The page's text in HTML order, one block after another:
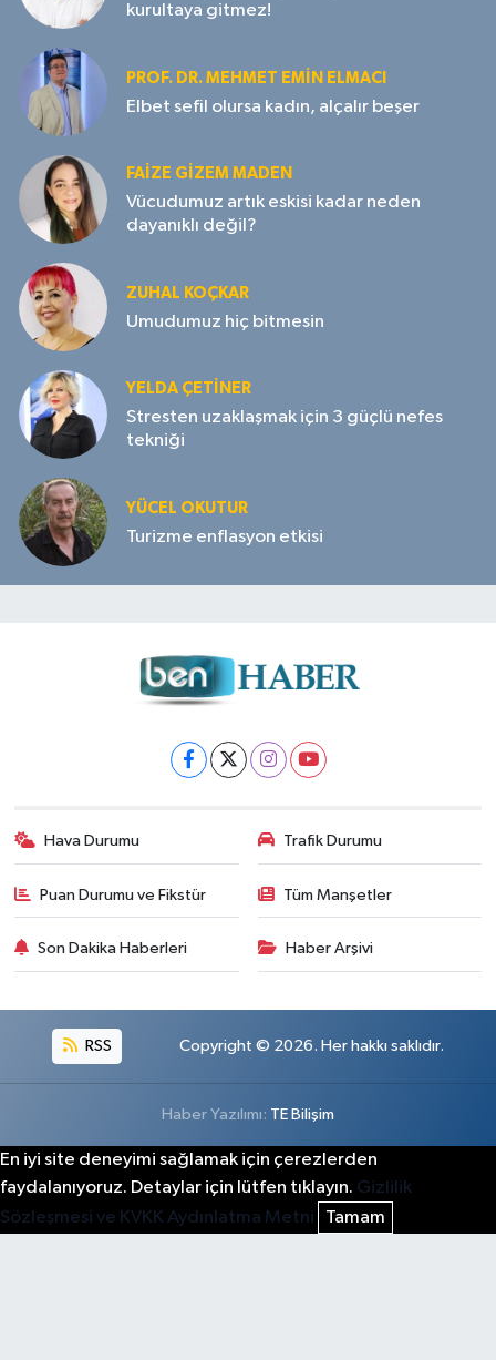
kurultaya gitmez!
PROF. DR. MEHMET EMIN ELMACI
Elbet sefil olursa kadın, alçalır beşer
FAIZE GIZEM MADEN
Vücudumuz artık eskisi kadar neden
dayanıklı değil?
ZUHAL KOÇKAR
Umudumuz hiç bitmesin
YELDA ÇETİNER
Stresten uzaklaşmak için 3 güçlü nefes
tekniği
YÜCEL OKUTUR
Turizme enflasyon etkisi
Hava Durumu Trafik Durumu
Puan Durumu ve Fikstür Tüm Manşetler
Son Dakika Haberleri Haber Arşivi
RSS Copyright © 2026. Her hakkı saklıdır.
Haber Yazılımı: TE Bilişim
En iyi site deneyimi sağlamak için çerezlerden
faydalanıyoruz. Detaylar için lütfen tıklayın. Gizlilik
Sözleşmesi ve KVKK Aydınlatma Metni
Tamam